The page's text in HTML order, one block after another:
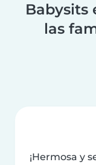
Babysits
las
¡Hermosa y